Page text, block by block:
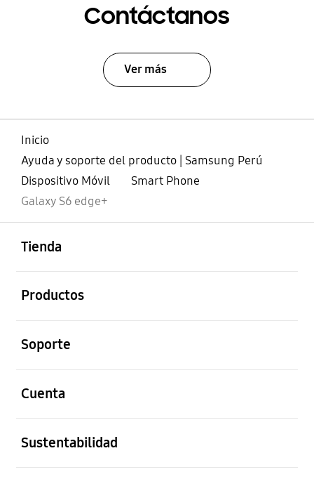
Contáctanos
Ver más
Inicio
Ayuda y soporte del producto | Samsung Perú
Dispositivo Móvil
Smart Phone
Galaxy S6 edge+
Tienda
Productos
Soporte
Cuenta
Sustentabilidad